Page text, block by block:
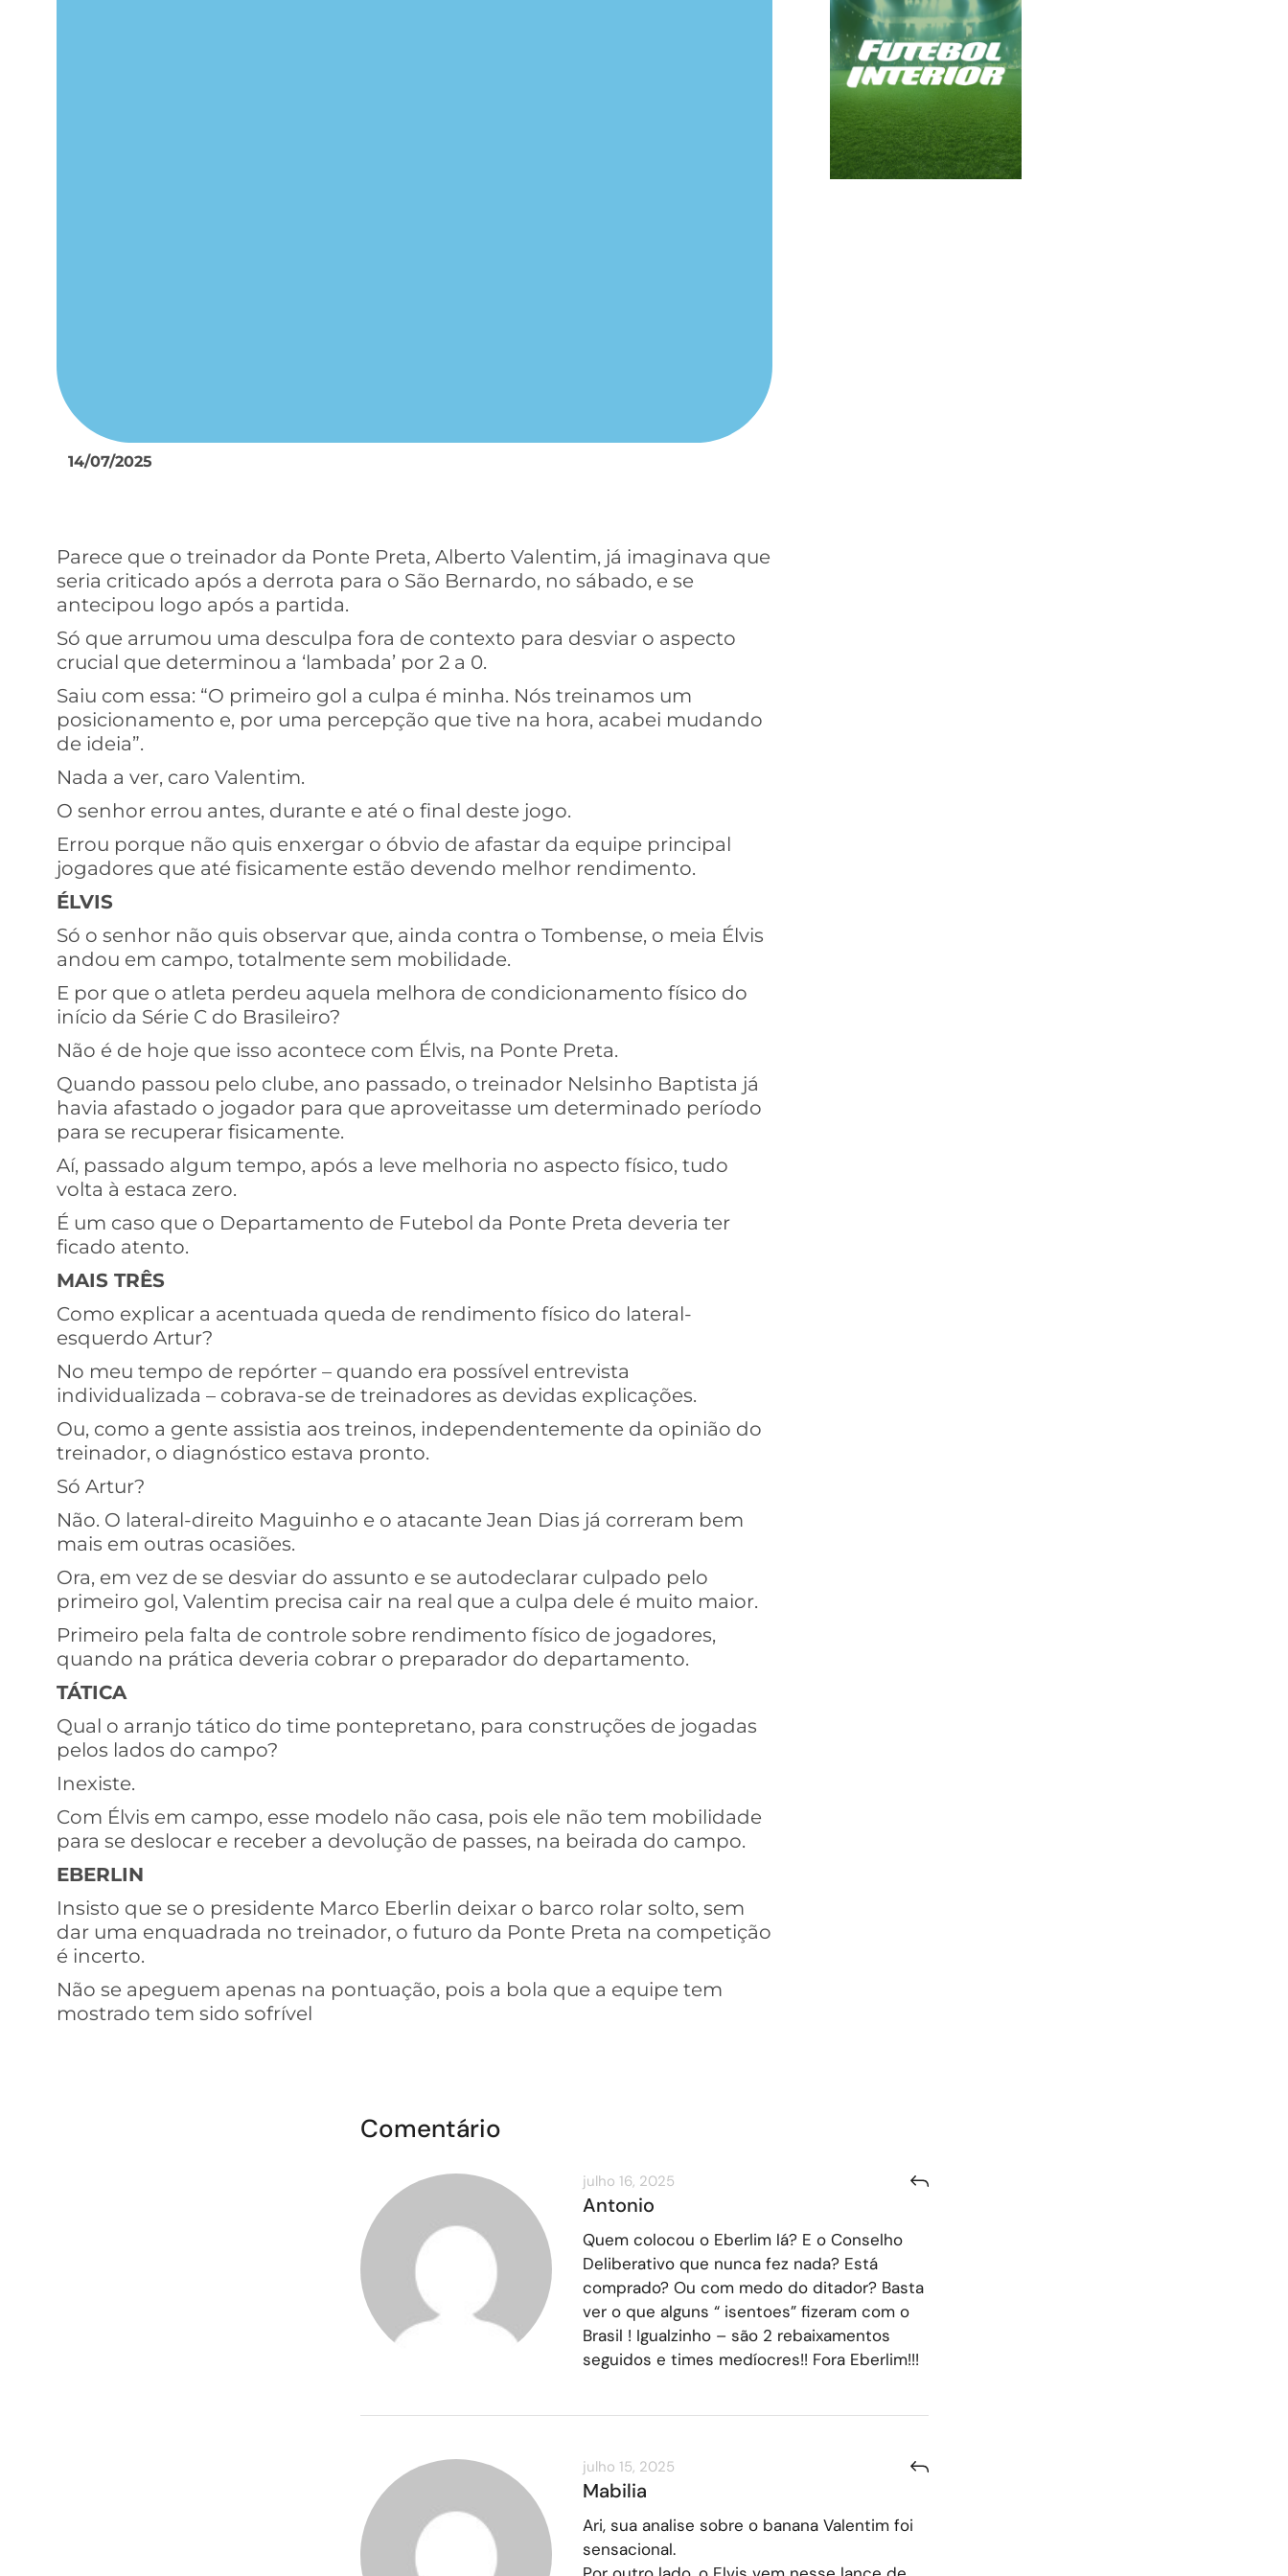
14/07/2025
Parece que o treinador da Ponte Preta, Alberto Valentim, já imaginava que
seria criticado após a derrota para o São Bernardo, no sábado, e se
antecipou logo após a partida.
Só que arrumou uma desculpa fora de contexto para desviar o aspecto
crucial que determinou a ‘lambada’ por 2 a 0.
Saiu com essa: “O primeiro gol a culpa é minha. Nós treinamos um
posicionamento e, por uma percepção que tive na hora, acabei mudando
de ideia”.
Nada a ver, caro Valentim.
O senhor errou antes, durante e até o final deste jogo.
Errou porque não quis enxergar o óbvio de afastar da equipe principal
jogadores que até fisicamente estão devendo melhor rendimento.
ÉLVIS
Só o senhor não quis observar que, ainda contra o Tombense, o meia Élvis
andou em campo, totalmente sem mobilidade.
E por que o atleta perdeu aquela melhora de condicionamento físico do
início da Série C do Brasileiro?
Não é de hoje que isso acontece com Élvis, na Ponte Preta.
Quando passou pelo clube, ano passado, o treinador Nelsinho Baptista já
havia afastado o jogador para que aproveitasse um determinado período
para se recuperar fisicamente.
Aí, passado algum tempo, após a leve melhoria no aspecto físico, tudo
volta à estaca zero.
É um caso que o Departamento de Futebol da Ponte Preta deveria ter
ficado atento.
MAIS TRÊS
Como explicar a acentuada queda de rendimento físico do lateral-
esquerdo Artur?
No meu tempo de repórter – quando era possível entrevista
individualizada – cobrava-se de treinadores as devidas explicações.
Ou, como a gente assistia aos treinos, independentemente da opinião do
treinador, o diagnóstico estava pronto.
Só Artur?
Não. O lateral-direito Maguinho e o atacante Jean Dias já correram bem
mais em outras ocasiões.
Ora, em vez de se desviar do assunto e se autodeclarar culpado pelo
primeiro gol, Valentim precisa cair na real que a culpa dele é muito maior.
Primeiro pela falta de controle sobre rendimento físico de jogadores,
quando na prática deveria cobrar o preparador do departamento.
TÁTICA
Qual o arranjo tático do time pontepretano, para construções de jogadas
pelos lados do campo?
Inexiste.
Com Élvis em campo, esse modelo não casa, pois ele não tem mobilidade
para se deslocar e receber a devolução de passes, na beirada do campo.
EBERLIN
Insisto que se o presidente Marco Eberlin deixar o barco rolar solto, sem
dar uma enquadrada no treinador, o futuro da Ponte Preta na competição
é incerto.
Não se apeguem apenas na pontuação, pois a bola que a equipe tem
mostrado tem sido sofrível
Comentário
julho 16, 2025
Antonio
Quem colocou o Eberlim lá? E o Conselho
Deliberativo que nunca fez nada? Está
comprado? Ou com medo do ditador? Basta
ver o que alguns “ isentoes” fizeram com o
Brasil ! Igualzinho – são 2 rebaixamentos
seguidos e times medíocres!! Fora Eberlim!!!
julho 15, 2025
Mabilia
Ari, sua analise sobre o banana Valentim foi
sensacional.